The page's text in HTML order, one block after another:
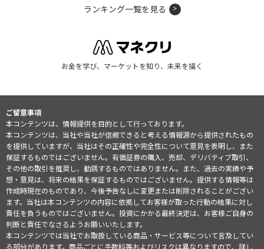
ランキング一覧を見る
お金を学び、マーケットを知り、未来を描く
ご留意事項
本コンテンツは、情報提供を目的として行っております。
本コンテンツは、当社や当社が信頼できると考える情報源から提供されたもの
を提供していますが、当社はその正確性や完全性について意見を表明し、また
保証するものではございません。有価証券の購入、売却、デリバティブ取引、
その他の取引を推奨し、勧誘するものではありません。また、過去の実績や予
想・意見は、将来の結果を保証するものではございません。提供する情報等は
作成時現在のものであり、今後予告なしに変更または削除されることがござい
ます。当社は本コンテンツの内容に依拠してお客様が取った行動の結果に対し
責任を負うものではございません。投資にかかる最終決定は、お客様ご自身の
判断と責任でなさるようお願いいたします。
本コンテンツでは当社でお取扱している商品・サービス等について言及してい